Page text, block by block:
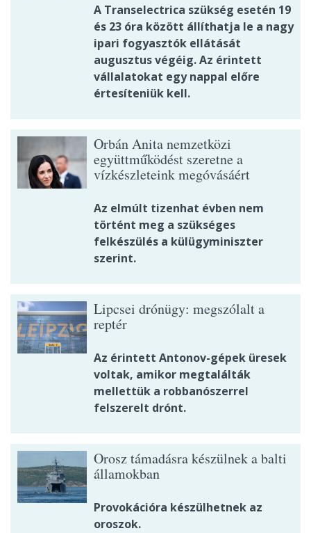
A Transelectrica szükség esetén 19
és 23 óra között állíthatja le a nagy
ipari fogyasztók ellátását
augusztus végéig. Az érintett
vállalatokat egy nappal előre
értesíteniük kell.
Orbán Anita nemzetközi
együttműködést szeretne a
vízkészleteink megóvásáért
Az elmúlt tizenhat évben nem
történt meg a szükséges
felkészülés a külügyminiszter
szerint.
Lipcsei drónügy: megszólalt a
reptér
Az érintett Antonov-gépek üresek
voltak, amikor megtalálták
mellettük a robbanószerrel
felszerelt drónt.
Orosz támadásra készülnek a balti
államokban
Provokációra készülhetnek az
oroszok.